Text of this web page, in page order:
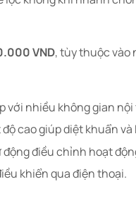
VND, tùy thuộc vào
với nhiều không gian
cao giúp diệt khuẩn
điều chỉnh hoạt
khiển qua điện thoại.​